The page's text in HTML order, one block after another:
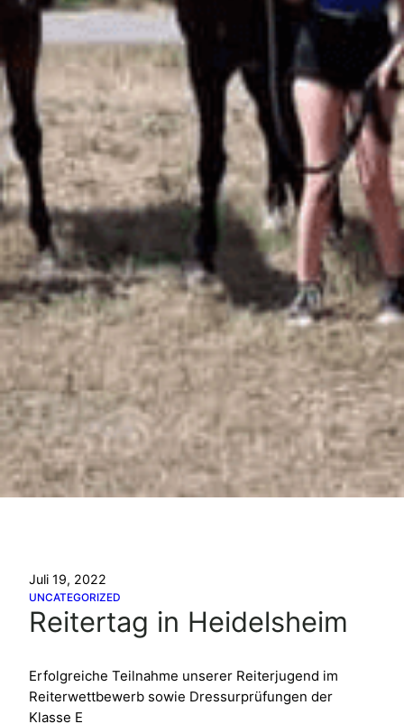
Juli 19, 2022
UNCATEGORIZED
Reitertag in Heidelsheim
Erfolgreiche Teilnahme unserer Reiterjugend im
Reiterwettbewerb sowie Dressurprüfungen der
Klasse E